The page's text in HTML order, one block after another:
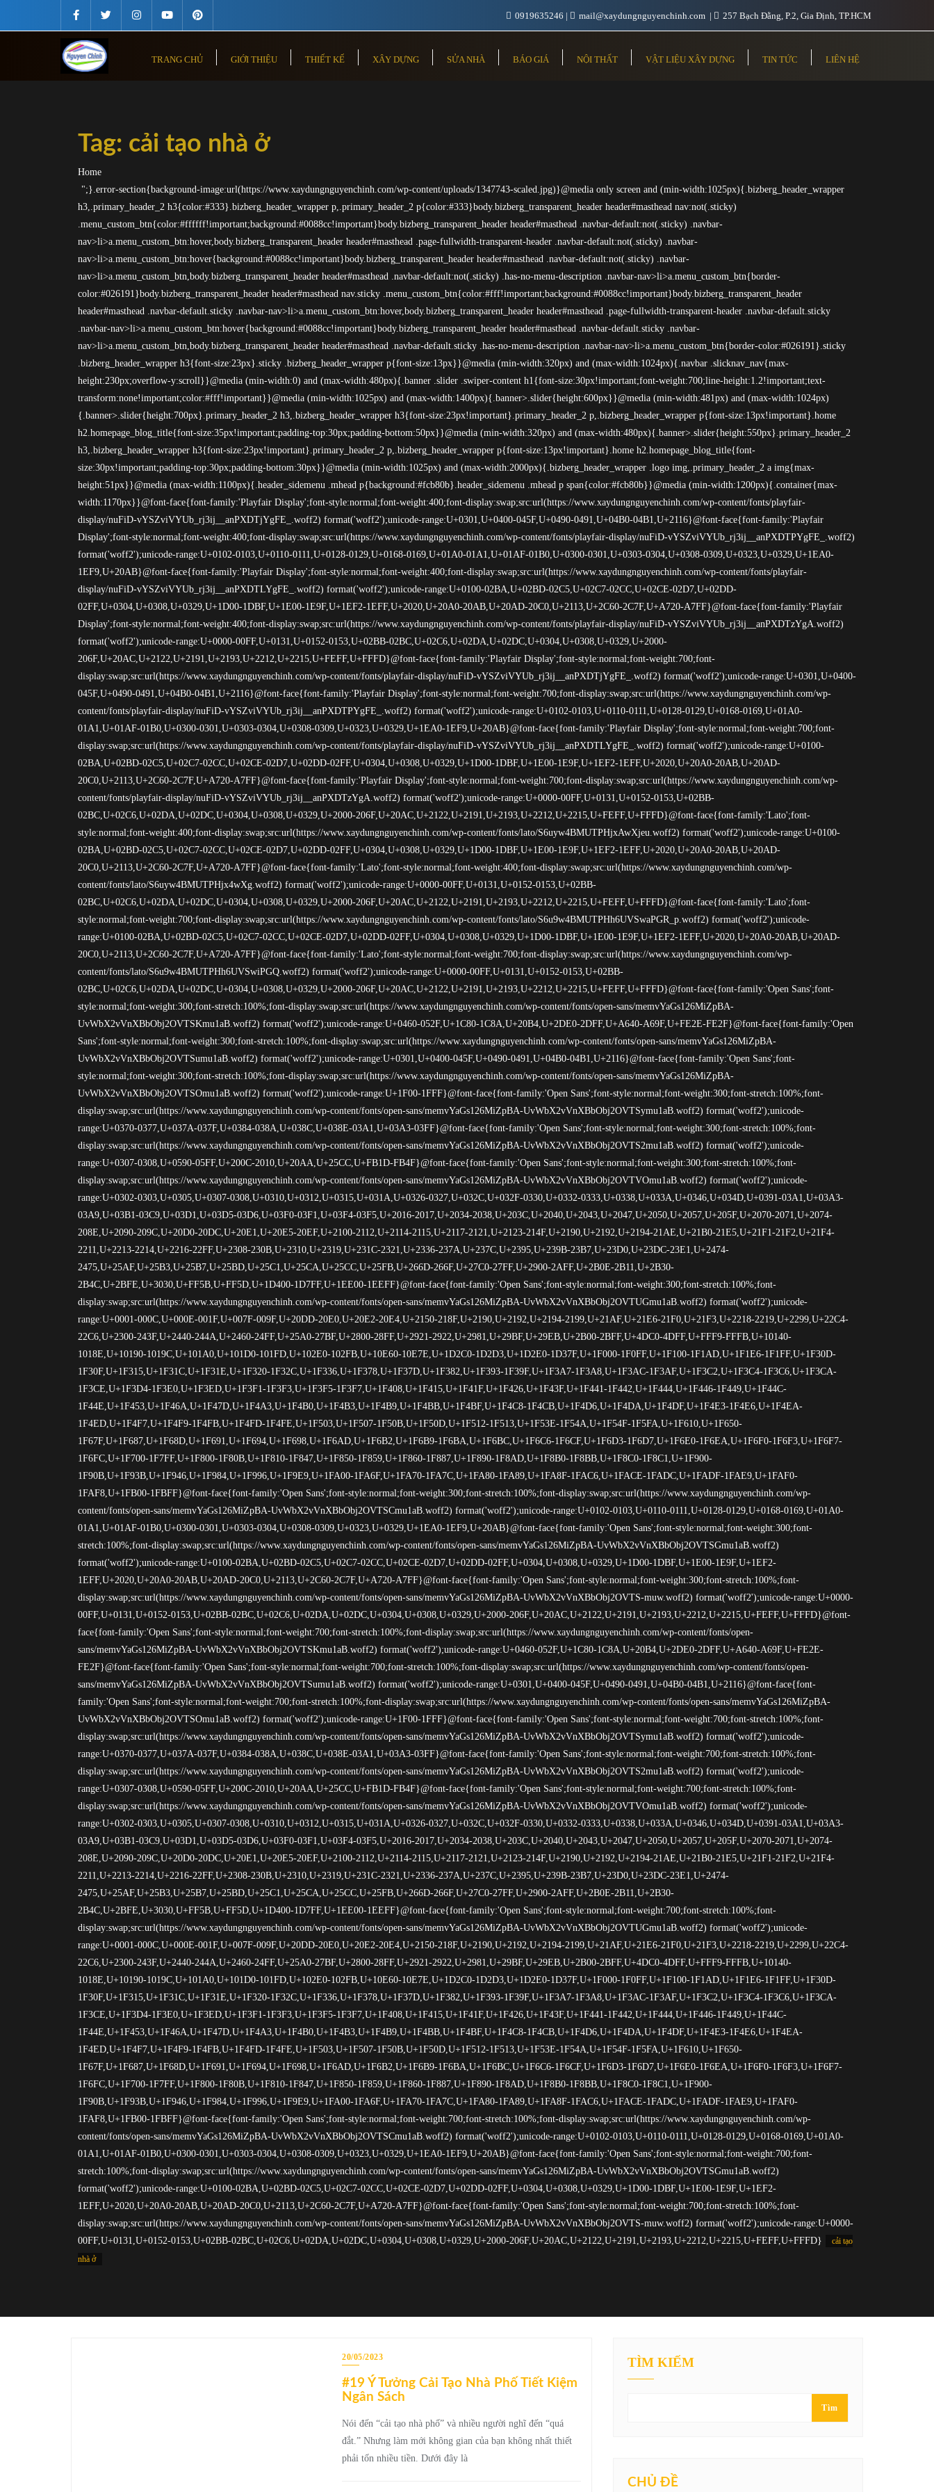
0919635246 mail@xaydungnguyenchinh.com 257 Bạch Đằng, P.2, Gia Định, TP.HCM
TRANG CHỦ GIỚI THIỆU THIẾT KẾ XÂY DỰNG SỬA NHÀ BÁO GIÁ NỘI THẤT VẬT LIỆU XÂY DỰNG TIN TỨC LIÊN HỆ
Tag: cải tạo nhà ở
Home
cải tạo
nhà ở
20/05/2023
#19 Ý Tưởng Cải Tạo Nhà Phố Tiết Kiệm
Ngân Sách
Nói đến “cải tạo nhà phố” và nhiều người nghĩ đến “quá
đắt.” Nhưng làm mới không gian của bạn không nhất thiết
phải tốn nhiều tiền. Dưới đây là
TÌM KIẾM
Tìm
CHỦ ĐỀ